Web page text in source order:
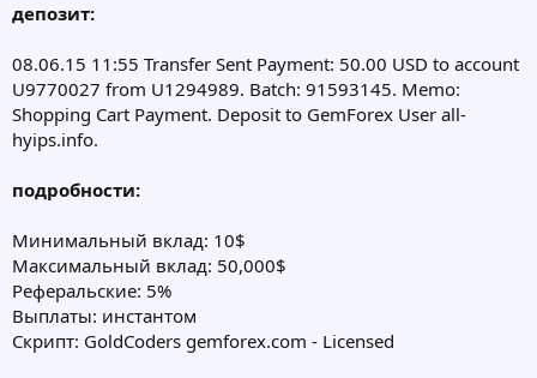
депозит:
08.06.15 11:55 Transfer Sent Payment: 50.00 USD to account
U9770027 from U1294989. Batch: 91593145. Memo:
Shopping Cart Payment. Deposit to GemForex User all-
hyips.info.
подробности:
Минимальный вклад: 10$
Максимальный вклад: 50,000$
Реферальские: 5%
Выплаты: инстантом
Скрипт: GoldCoders gemforex.com - Licensed